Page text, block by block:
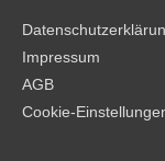
Impressum
AGB
Cookie-